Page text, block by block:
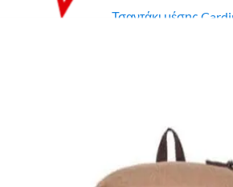
Τσαντάκι μέσης